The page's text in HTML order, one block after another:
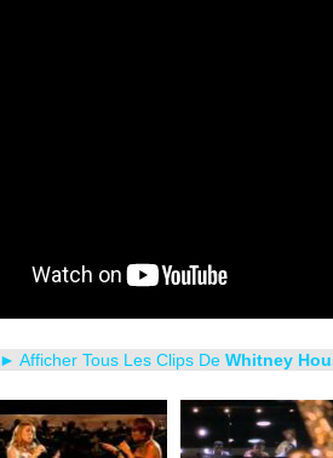
► Afficher Tous Les Clips De Whitney